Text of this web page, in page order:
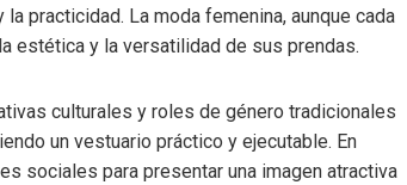
practicidad. La moda femenina, aunque cada
estética y la versatilidad de sus prendas.
culturales y roles de género tradicionales
un vestuario práctico y ejecutable. En
sociales para presentar una imagen atractiva